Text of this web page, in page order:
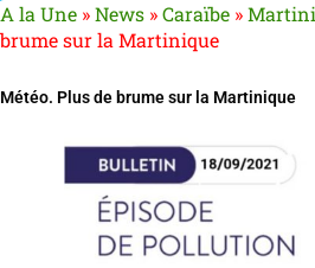
A la Une »News »Caraïbe »
brume sur la Martinique
Météo. Plus de brume sur la Martinique